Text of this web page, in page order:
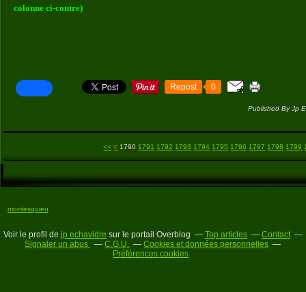
colonne ci-contre)
Repost 0
Published By Jp
<< < 1700
1710
1720
1730
1740
1750
1760
1770
1780
1790 1791 1792 1793 1794 1795 1796 1797 1798 1799
montesquieu
Voir le profil de jp echavidre sur le portail Overblog Top articles
Contact
Signaler un abus
C.G.U.
Cookies et données personnelles
Préférences cookies